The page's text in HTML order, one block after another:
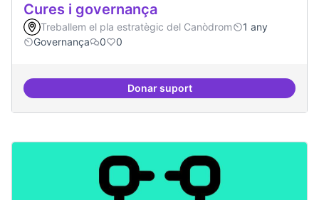
Cures i governança
Treballem el pla estratègic del Canòdrom
1 any
Governança
0 0
Donar suportCures i governança